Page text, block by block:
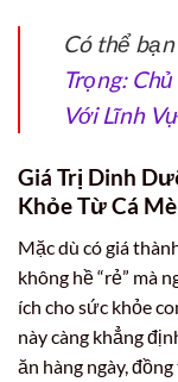
Có thể
Trọng:
Với Lĩnh
Giá Trị Dinh
Khỏe Từ Cá Mè
Mặc dù có giá
không hề “rẻ” mà
ích cho sức khỏe
này càng khẳng
ăn hàng ngày,